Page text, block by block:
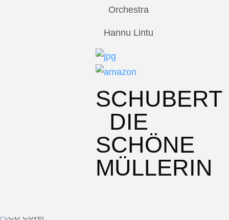
Orchestra
Hannu Lintu
SCHUBERT
DIE
SCHÖNE
MÜLLERIN